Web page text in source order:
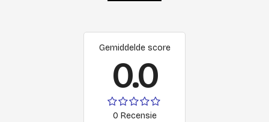
Gemiddelde score
0.0
0 Recensie